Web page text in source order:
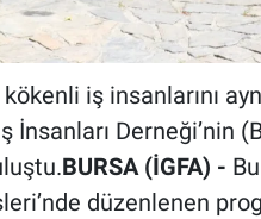
iş insanlarını
İnsanları Derneği’nin
BURSA (İGFA) -
düzenlenen